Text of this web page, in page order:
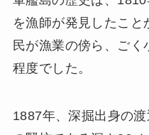
を漁師が発見したこと
民が漁業の傍ら、ごく
程度でした。
1887年、深掘出身の